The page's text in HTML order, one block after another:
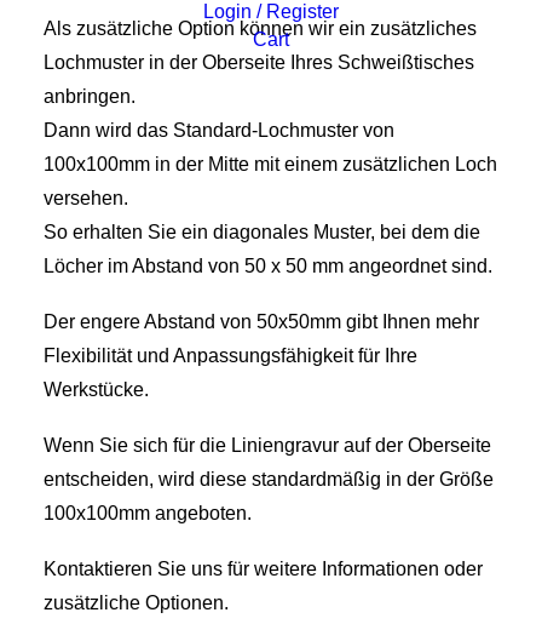
Login / Register
Cart
Als zusätzliche Option können wir ein zusätzliches
Lochmuster in der Oberseite Ihres Schweißtisches
anbringen.
Dann wird das Standard-Lochmuster von
100x100mm in der Mitte mit einem zusätzlichen Loch
versehen.
So erhalten Sie ein diagonales Muster, bei dem die
Löcher im Abstand von 50 x 50 mm angeordnet sind.
Der engere Abstand von 50x50mm gibt Ihnen mehr
Flexibilität und Anpassungsfähigkeit für Ihre
Werkstücke.
Wenn Sie sich für die Liniengravur auf der Oberseite
entscheiden, wird diese standardmäßig in der Größe
100x100mm angeboten.
Kontaktieren Sie uns für weitere Informationen oder
zusätzliche Optionen.